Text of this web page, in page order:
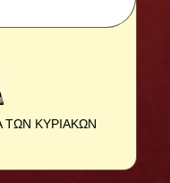
ΤΩΝ ΚΥΡΙΑΚΩΝ